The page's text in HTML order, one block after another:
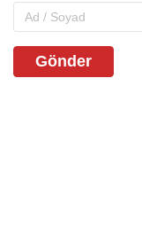
Gönder